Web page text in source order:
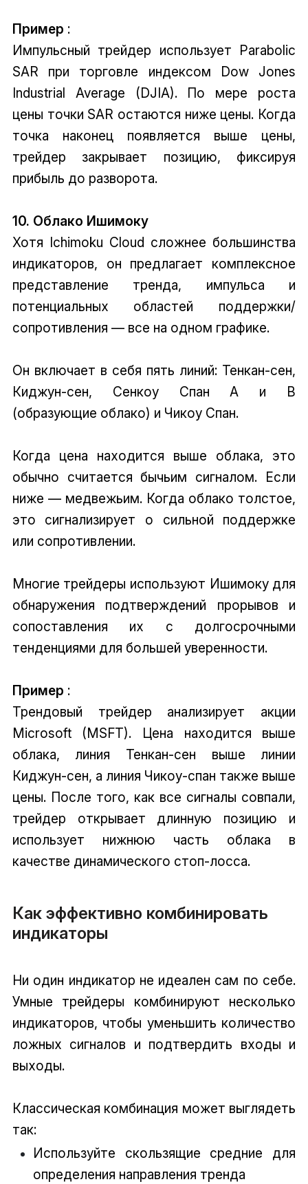
Пример :
Импульсный трейдер использует Parabolic
SAR при торговле индексом Dow Jones
Industrial Average (DJIA). По мере роста
цены точки SAR остаются ниже цены. Когда
точка наконец появляется выше цены,
трейдер закрывает позицию, фиксируя
прибыль до разворота.
10. Облако Ишимоку
Хотя Ichimoku Cloud сложнее большинства
индикаторов, он предлагает комплексное
представление тренда, импульса и
потенциальных областей поддержки/
сопротивления — все на одном графике.
Он включает в себя пять линий: Тенкан-сен,
Киджун-сен, Сенкоу Спан А и В
(образующие облако) и Чикоу Спан.
Когда цена находится выше облака, это
обычно считается бычьим сигналом. Если
ниже — медвежьим. Когда облако толстое,
это сигнализирует о сильной поддержке
или сопротивлении.
Многие трейдеры используют Ишимоку для
обнаружения подтверждений прорывов и
сопоставления их с долгосрочными
тенденциями для большей уверенности.
Пример :
Трендовый трейдер анализирует акции
Microsoft (MSFT). Цена находится выше
облака, линия Тенкан-сен выше линии
Киджун-сен, а линия Чикоу-спан также выше
цены. После того, как все сигналы совпали,
трейдер открывает длинную позицию и
использует нижнюю часть облака в
качестве динамического стоп-лосса.
Как эффективно комбинировать
индикаторы
Ни один индикатор не идеален сам по себе.
Умные трейдеры комбинируют несколько
индикаторов, чтобы уменьшить количество
ложных сигналов и подтвердить входы и
выходы.
Классическая комбинация может выглядеть
так:
Используйте скользящие средние для
определения направления тренда